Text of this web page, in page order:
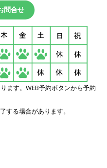
問合せ
ます。WEB予約ボタンから予約
する場合があります。